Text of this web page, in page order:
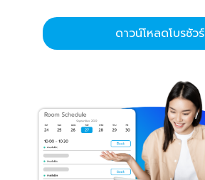
ดาวน์โหลดโบรชัวร์